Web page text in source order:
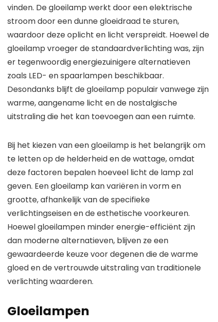
vinden. De gloeilamp werkt door een elektrische
stroom door een dunne gloeidraad te sturen,
waardoor deze oplicht en licht verspreidt. Hoewel de
gloeilamp vroeger de standaardverlichting was, zijn
er tegenwoordig energiezuinigere alternatieven
zoals LED- en spaarlampen beschikbaar.
Desondanks blijft de gloeilamp populair vanwege zijn
warme, aangename licht en de nostalgische
uitstraling die het kan toevoegen aan een ruimte.
Bij het kiezen van een gloeilamp is het belangrijk om
te letten op de helderheid en de wattage, omdat
deze factoren bepalen hoeveel licht de lamp zal
geven. Een gloeilamp kan variëren in vorm en
grootte, afhankelijk van de specifieke
verlichtingseisen en de esthetische voorkeuren.
Hoewel gloeilampen minder energie-efficiënt zijn
dan moderne alternatieven, blijven ze een
gewaardeerde keuze voor degenen die de warme
gloed en de vertrouwde uitstraling van traditionele
verlichting waarderen.
Gloeilampen